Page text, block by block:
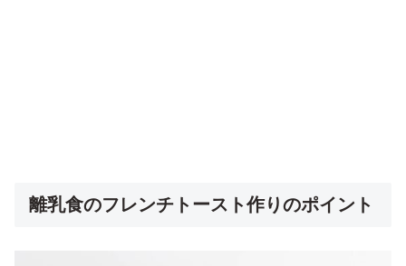
離乳食のフレンチトースト作りのポイント